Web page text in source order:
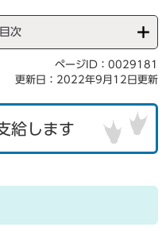
次
ページID：0029181
更新日：2022年9月12日更新
給します